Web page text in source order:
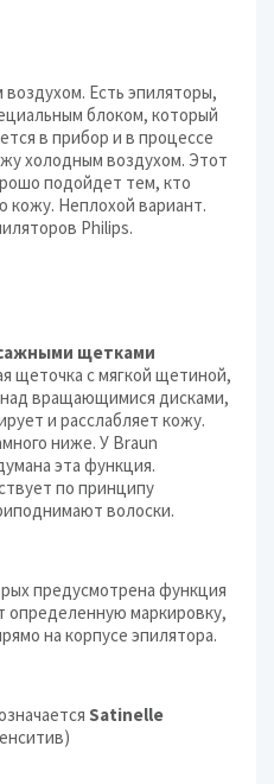
Есть эпиляторы,
блоком, который
в прибор и в процессе
холодным воздухом. Этот
подойдет тем, кто
кожу. Неплохой вариант.
Philips.
щетками
щеточка с мягкой щетиной,
вращающимися дисками,
и расслабляет кожу.
ниже. У Braun
эта функция.
по принципу
волоски.
предусмотрена функция
определенную маркировку,
на корпусе эпилятора.
Satinelle